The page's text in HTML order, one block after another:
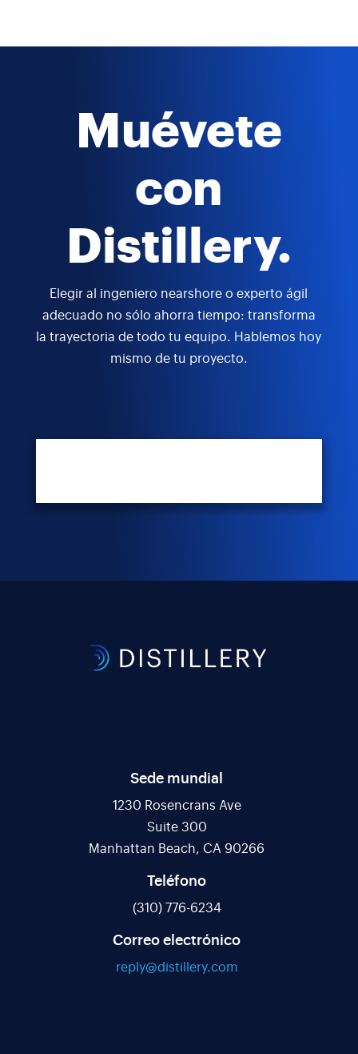
Muévete
con
Distillery.
Elegir al ingeniero nearshore o experto ágil
adecuado no sólo ahorra tiempo: transforma
la trayectoria de todo tu equipo. Hablemos hoy
mismo de tu proyecto.
Sede mundial
1230 Rosencrans Ave
Suite 300
Manhattan Beach, CA 90266
Teléfono
(310) 776-6234
Correo electrónico
reply@distillery.com